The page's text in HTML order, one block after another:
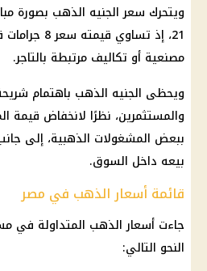
ويتحرك سعر الجنيه الذهب بصورة
21، إذ
مصنعية أو تكاليف مرتبطة بالتاجر.
ويحظى الجنيه الذهب باهتمام
والمستثمرين، نظرًا لانخفاض قيمة
ببعض المشغولات الذهبية، إلى
بيعه داخل السوق.
قائمة أسعار الذهب في مصر
جاءت أسعار الذهب المتداولة في
النحو التالي: